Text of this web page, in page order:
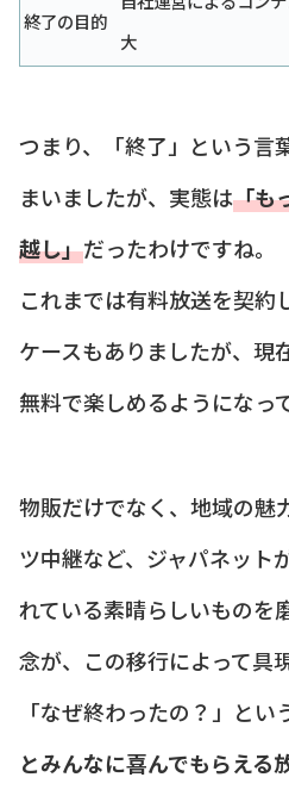
終了の目的
大
つまり、「終了」という言
まいましたが、実態は「も
越し」だったわけですね。
これまでは有料放送を契約
ケースもありましたが、現
無料で楽しめるようになっ
物販だけでなく、地域の魅
ツ中継など、ジャパネット
れている素晴らしいものを
念が、この移行によって具
「なぜ終わったの？」とい
とみんなに喜んでもらえる